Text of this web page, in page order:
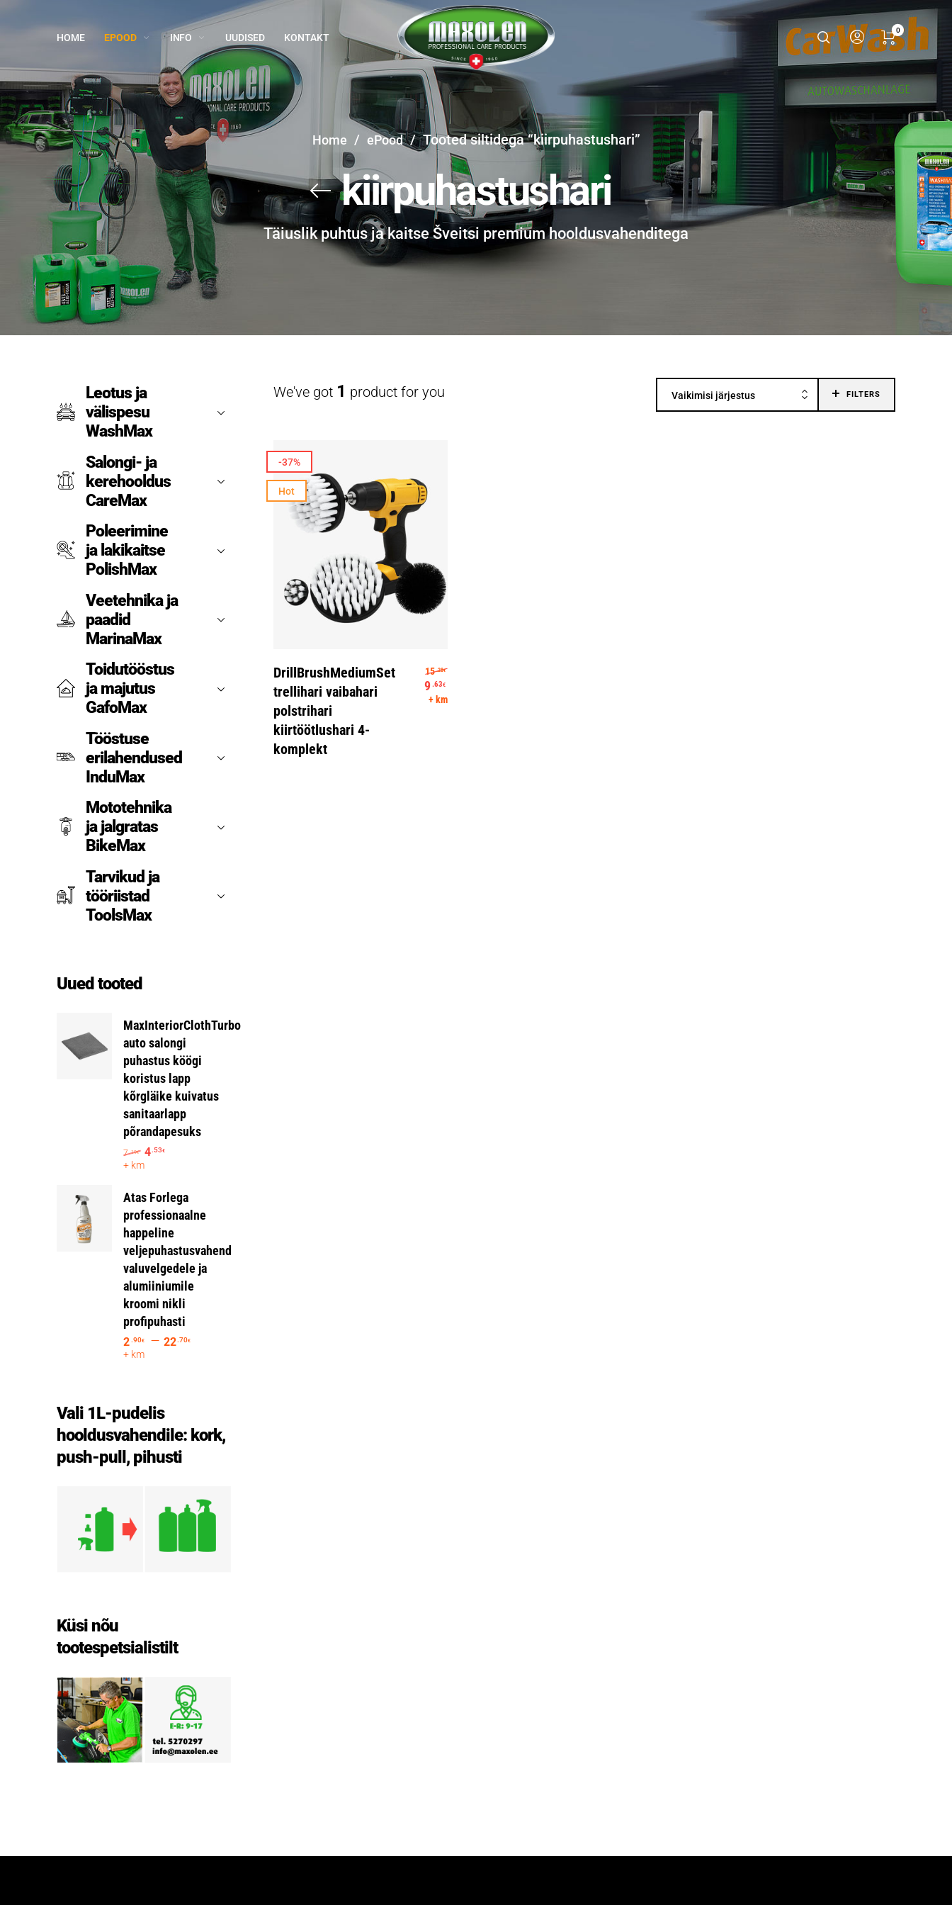
HOME EPOOD INFO UUDISED KONTAKT
0
Home / ePood / Tooted siltidega “kiirpuhastushari”
kiirpuhastushari
Täiuslik puhtus ja kaitse Šveitsi premium hooldusvahenditega
Leotus ja
välispesu
WashMax
Salongi- ja
kerehooldus
CareMax
Poleerimine
ja lakikaitse
PolishMax
Veetehnika ja
paadid
MarinaMax
Toidutööstus
ja majutus
GafoMax
Tööstuse
erilahendused
InduMax
Mototehnika
ja jalgratas
BikeMax
Tarvikud ja
tööriistad
ToolsMax
Uued tooted
MaxInteriorClothTurbo
auto salongi
puhastus köögi
koristus lapp
kõrgläike kuivatus
sanitaarlapp
põrandapesuks
7.19€ 4.53€
+ km
Atas Forlega
professionaalne
happeline
veljepuhastusvahend
valuvelgedele ja
alumiiniumile
kroomi nikli
profipuhasti
2.90€ – 22.70€
+ km
Vali 1L-pudelis
hooldusvahendile: kork,
push-pull, pihusti
Küsi nõu
tootespetsialistilt
We've got 1 product for you Vaikimisi järjestus FILTERS
-37%
Hot
DrillBrushMediumSet
trellihari vaibahari
polstrihari
kiirtöötlushari 4-
komplekt
15.28€ Algne hind oli: 15.28€.
9.63€
Praegune hind on: 9.63€.
+ km